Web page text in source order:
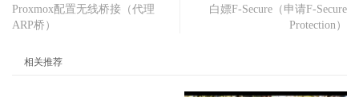
Proxmox配置无线桥接（代理
ARP桥）
白嫖F-Secure（申请F-Secure
Protection）
相关推荐